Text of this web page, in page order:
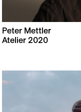
Peter Mettler
Atelier 2020